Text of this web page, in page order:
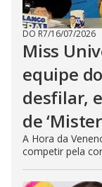
DO R7/16/07/2026
Miss
equipe
desfilar,
de
A Hora da
competir pela